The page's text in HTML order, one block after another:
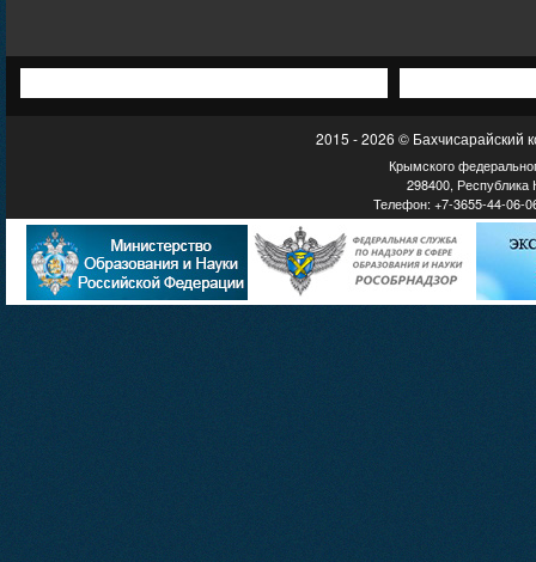
2015 - 2026 © Бахчисарайский
Крымского
298400, Республика
Телефон: +7-3655-44-06-